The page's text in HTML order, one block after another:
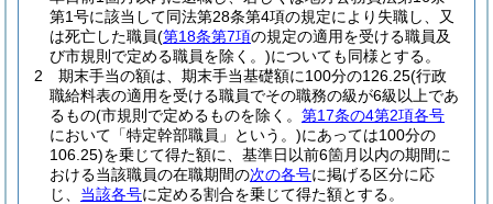
第1号に該当して同法第28条第4項の規定により失職し、又
は死亡した職員(第18条第7項の規定の適用を受ける職員及
び市規則で定める職員を除く。)についても同様とする。
2
期末手当の額は、期末手当基礎額に100分の126.25(行政
職給料表の適用を受ける職員でその職務の級が6級以上であ
るもの(市規則で定めるものを除く。 第17条の4第2項各号
において「特定幹部職員」という。)にあっては100分の
106.25)を乗じて得た額に、基準日以前6箇月以内の期間に
おける当該職員の在職期間の次の各号に掲げる区分に応
じ、 当該各号に定める割合を乗じて得た額とする。